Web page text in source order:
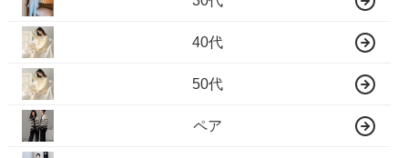
40代
50代
ペア